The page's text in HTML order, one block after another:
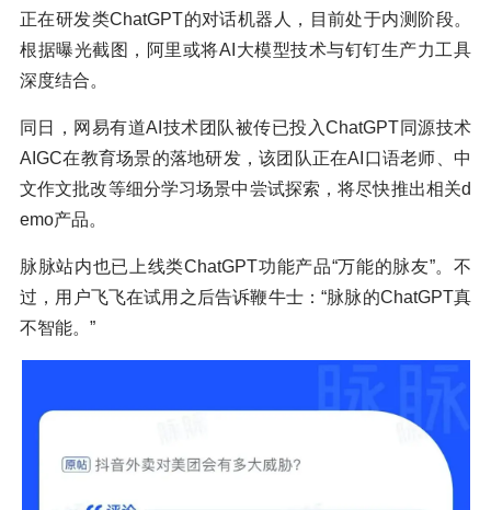
正在研发类ChatGPT的对话机器人，目前处于内测阶段。
根据曝光截图，阿里或将AI大模型技术与钉钉生产力工具
深度结合。
同日，网易有道AI技术团队被传已投入ChatGPT同源技术
AIGC在教育场景的落地研发，该团队正在AI口语老师、中
文作文批改等细分学习场景中尝试探索，将尽快推出相关d
emo产品。
脉脉站内也已上线类ChatGPT功能产品“万能的脉友”。不
过，用户飞飞在试用之后告诉鞭牛士：“脉脉的ChatGPT真
不智能。”